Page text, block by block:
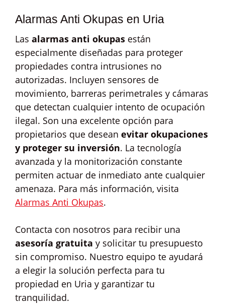
Alarmas Anti Okupas en Uria
Las alarmas anti okupas están
especialmente diseñadas para proteger
propiedades contra intrusiones no
autorizadas. Incluyen sensores de
movimiento, barreras perimetrales y cámaras
que detectan cualquier intento de ocupación
ilegal. Son una excelente opción para
propietarios que desean evitar okupaciones
y proteger su inversión. La tecnología
avanzada y la monitorización constante
permiten actuar de inmediato ante cualquier
amenaza. Para más información, visita
Alarmas Anti Okupas.
Contacta con nosotros para recibir una
asesoría gratuita y solicitar tu presupuesto
sin compromiso. Nuestro equipo te ayudará
a elegir la solución perfecta para tu
propiedad en Uria y garantizar tu
tranquilidad.